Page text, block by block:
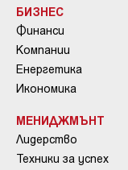
БИЗНЕС
Финанси
Компании
Енергетика
Икономика
МЕНИДЖМЪНТ
Лидерство
Техники за успех